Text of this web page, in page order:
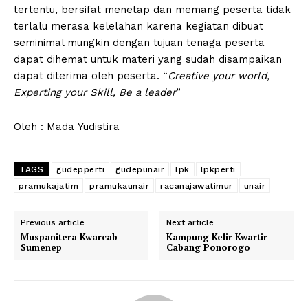
tertentu, bersifat menetap dan memang peserta tidak
terlalu merasa kelelahan karena kegiatan dibuat
seminimal mungkin dengan tujuan tenaga peserta
dapat dihemat untuk materi yang sudah disampaikan
dapat diterima oleh peserta. “Creative your world,
Experting your Skill, Be a leader”
Oleh : Mada Yudistira
TAGS gudepperti gudepunair lpk
lpkperti
pramukajatim
pramukaunair racanajawatimur unair
Previous article
Muspanitera Kwarcab
Sumenep
Next article
Kampung Kelir Kwartir
Cabang Ponorogo